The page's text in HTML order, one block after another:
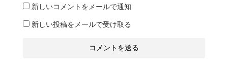
新しいコメントをメールで通知
新しい投稿をメールで受け取る